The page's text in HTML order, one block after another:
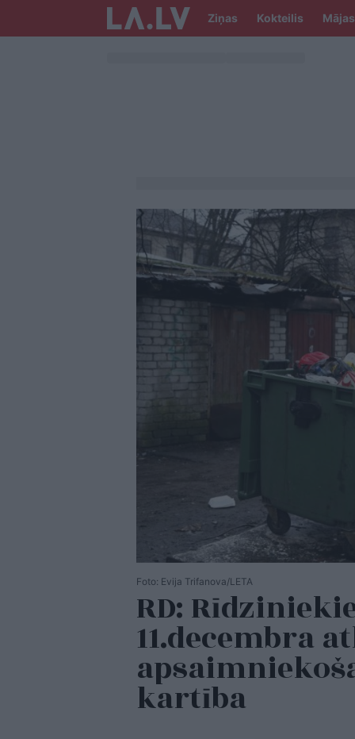
Ziņas Kokteilis Mājas
Foto: Evija Trifanova/LETA
RD:
11.decembra
kartība